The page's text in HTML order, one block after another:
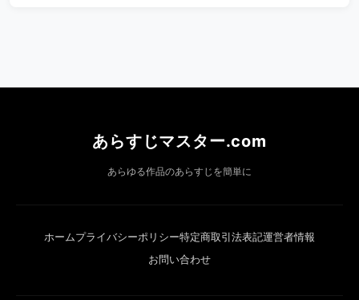
あらすじマスター.com
あらゆる作品のあらすじを簡単に
ホームプライバシーポリシー特定商取引法表記運営者情報
お問い合わせ